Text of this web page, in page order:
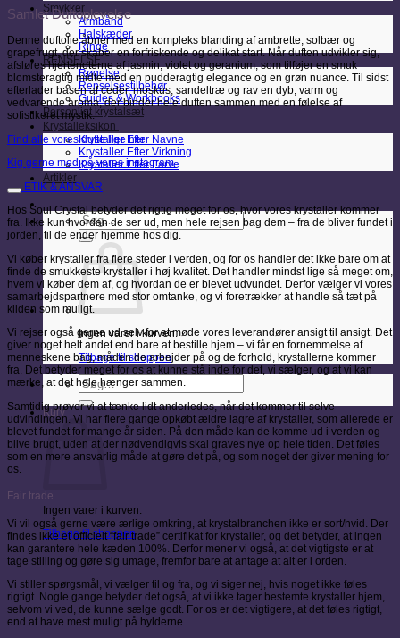
Smykker
Armbånd
Halskæder
Ringe
RENSELSE
Røgelse
Renselsestilbehør
Guides & Workbooks
Personligt krystalsæt
Krystalleksikon
Krystaller Efter Navne
Krystaller Efter Virkning
Krystaller Efter Farve
Artikler
Søg
efter:
Ingen varer i kurven.
Tilbage til shoppen
Søg
efter:
Kurv
Ingen varer i kurven.
Tilbage til shoppen
Samlet Duftoplevelse
Denne duftolie åbner med en kompleks blanding af ambrette, solbær og
grapefrugt, der skaber en forfriskende og delikat start. Når duften udvikler sig,
afsløres hjertenoterne af jasmin, violet og geranium, som tilføjer en smuk
blomsteragtig midte med en pudderagtig elegance og en grøn nuance. Til sidst
efterlader basen af ceder, moskus, sandeltræ og rav en dyb, varm og
vedvarende aroma, der binder hele duften sammen med en følelse af
sofistikeret mystik.
Find alle vores dufte lige her
Kig gerne med på vores instagram
ETIK & ANSVAR
Hos Soul Crystal betyder det rigtig meget for os, hvor vores krystaller kommer
fra. Ikke kun hvordan de ser ud, men hele rejsen bag dem – fra de bliver fundet i
jorden, til de ender hjemme hos dig.
Vi køber krystaller fra flere steder i verden, og for os handler det ikke bare om at
finde de smukkeste krystaller i høj kvalitet. Det handler mindst lige så meget om,
hvem vi køber dem af, og hvordan de er blevet udvundet. Derfor vælger vi vores
samarbejdspartnere med stor omtanke, og vi foretrækker at handle så tæt på
kilden som muligt.
Vi rejser også gerne ud selv for at møde vores leverandører ansigt til ansigt. Det
giver noget helt andet end bare at bestille hjem – vi får en fornemmelse af
menneskene bag, måden de arbejder på og de forhold, krystallerne kommer
fra. Det betyder meget for os at kunne stå inde for det, vi sælger, og at vi kan
mærke, at det hele hænger sammen.
Samtidig prøver vi at tænke lidt anderledes, når det kommer til selve
udvindingen. Vi har flere gange opkøbt ældre lagre af krystaller, som allerede er
blevet fundet for mange år siden. På den måde kan de komme ud i verden og
blive brugt, uden at der nødvendigvis skal graves nye op hele tiden. Det føles
som en mere ansvarlig måde at gøre det på, og som noget der giver mening for
os.
Fair trade
Vi vil også gerne være ærlige omkring, at krystalbranchen ikke er sort/hvid. Der
findes ikke et officielt “fair trade” certifikat for krystaller, og det betyder, at ingen
kan garantere hele kæden 100%. Derfor mener vi også, at det vigtigste er at
tage stilling og gøre sig umage, fremfor bare at antage at alt er i orden.
Vi stiller spørgsmål, vi vælger til og fra, og vi siger nej, hvis noget ikke føles
rigtigt. Nogle gange betyder det også, at vi ikke tager bestemte krystaller hjem,
selvom vi ved, de kunne sælge godt. For os er det vigtigere, at det føles rigtigt,
end at have mest muligt på hylderne.